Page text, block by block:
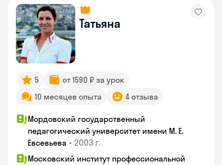
Татьяна
5
от 1590 ₽ за урок
10 месяцев опыта
4 отзыва
Мордовский государственный
педагогический университет имени М. Е.
Евсевьева • 2003 г.
Московский институт профессиональной